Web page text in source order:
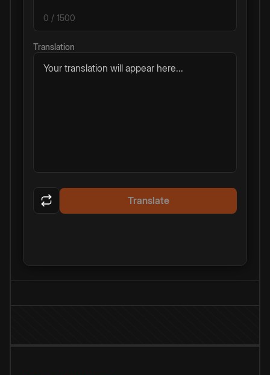
0 / 1500
Translation
Your translation will appear here...
Translate